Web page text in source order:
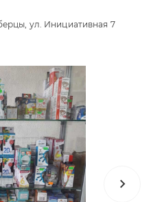
ул. Инициативная 7